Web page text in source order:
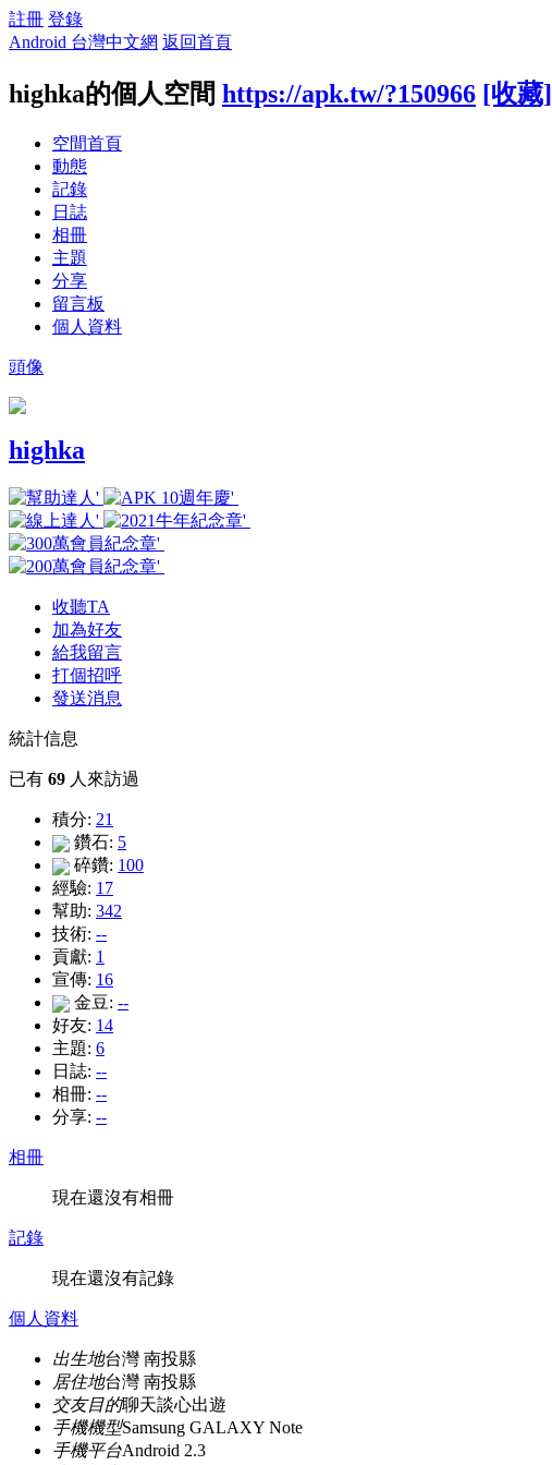
註冊 登錄
Android 台灣中文網 返回首頁
highka的個人空間 https://apk.tw/?150966 [收藏]
空間首頁
動態
記錄
日誌
相冊
主題
分享
留言板
個人資料
頭像
highka
收聽TA
加為好友
給我留言
打個招呼
發送消息
統計信息
已有 69 人來訪過
積分: 21
鑽石: 5
碎鑽: 100
經驗: 17
幫助: 342
技術: --
貢獻: 1
宣傳: 16
金豆: --
好友: 14
主題: 6
日誌: --
相冊: --
分享: --
相冊
現在還沒有相冊
記錄
現在還沒有記錄
個人資料
出生地台灣 南投縣
居住地台灣 南投縣
交友目的聊天談心出遊
手機機型Samsung GALAXY Note
手機平台Android 2.3